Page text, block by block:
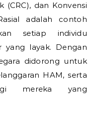
(CRC), dan Konvensi
adalah contoh
setiap individu
yang layak. Dengan
didorong untuk
HAM, serta
mereka yang